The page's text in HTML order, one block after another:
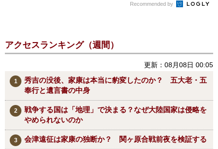
Recommended by
アクセスランキング（週間）
更新：08月08日 00:05
秀吉の没後、家康は本当に豹変したのか？ 五大老・五
奉行と遺言書の中身
戦争する国は「地理」で決まる？なぜ大陸国家は侵略を
やめられないのか
会津遠征は家康の独断か？ 関ヶ原合戦前夜を検証する